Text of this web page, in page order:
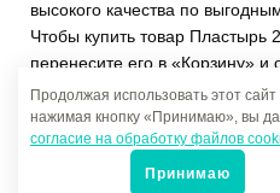
высокого качества по
Чтобы купить товар Пластырь
перенесите его в «Корзину» и
Если у вас остались вопросы,
телефону+7 (4822)65-69-46
Продолжая использовать этот сайт
нажимая кнопку «Принимаю», вы
согласие на обработку файлов
Принимаю